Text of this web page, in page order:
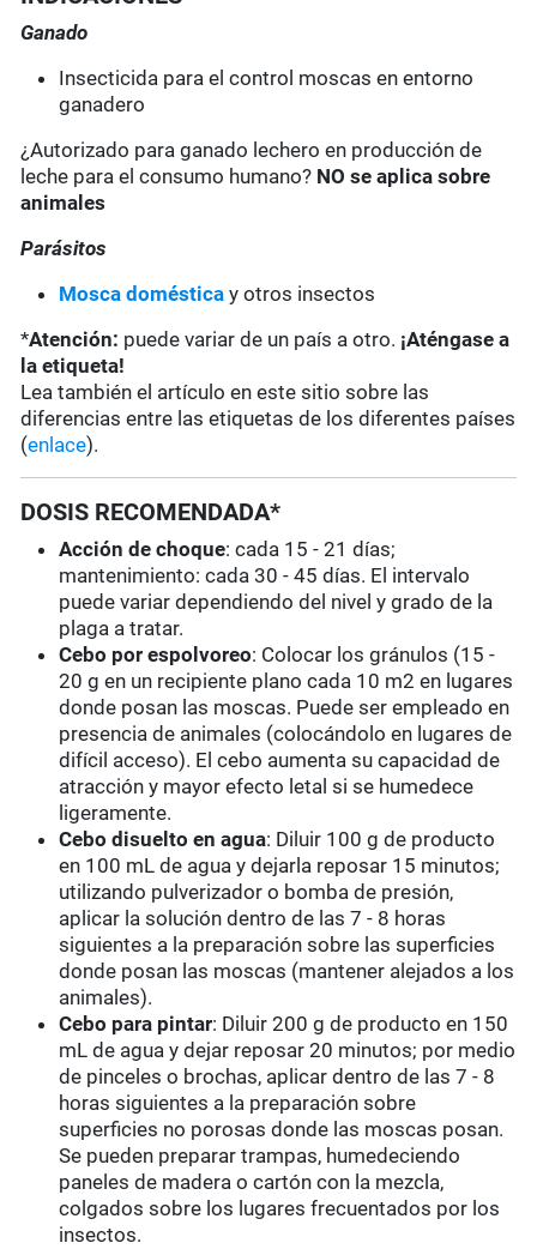
Ganado
Insecticida para el control moscas en entorno
ganadero
¿Autorizado para ganado lechero en producción de
leche para el consumo humano? NO se aplica sobre
animales
Parásitos
Mosca doméstica y otros insectos
*Atención: puede variar de un país a otro. ¡Aténgase a
la etiqueta!
Lea también el artículo en este sitio sobre las
diferencias entre las etiquetas de los diferentes países
(enlace).
DOSIS RECOMENDADA*
Acción de choque: cada 15 - 21 días;
mantenimiento: cada 30 - 45 días. El intervalo
puede variar dependiendo del nivel y grado de la
plaga a tratar.
Cebo por espolvoreo: Colocar los gránulos (15 -
20 g en un recipiente plano cada 10 m2 en lugares
donde posan las moscas. Puede ser empleado en
presencia de animales (colocándolo en lugares de
difícil acceso). El cebo aumenta su capacidad de
atracción y mayor efecto letal si se humedece
ligeramente.
Cebo disuelto en agua: Diluir 100 g de producto
en 100 mL de agua y dejarla reposar 15 minutos;
utilizando pulverizador o bomba de presión,
aplicar la solución dentro de las 7 - 8 horas
siguientes a la preparación sobre las superficies
donde posan las moscas (mantener alejados a los
animales).
Cebo para pintar: Diluir 200 g de producto en 150
mL de agua y dejar reposar 20 minutos; por medio
de pinceles o brochas, aplicar dentro de las 7 - 8
horas siguientes a la preparación sobre
superficies no porosas donde las moscas posan.
Se pueden preparar trampas, humedeciendo
paneles de madera o cartón con la mezcla,
colgados sobre los lugares frecuentados por los
insectos.